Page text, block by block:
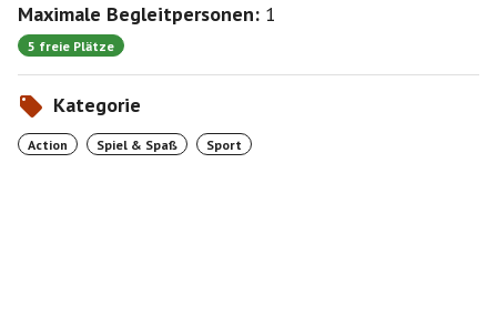
Maximale Begleitpersonen: 1
5 freie Plätze
Kategorie
Action Spiel & Spaß Sport